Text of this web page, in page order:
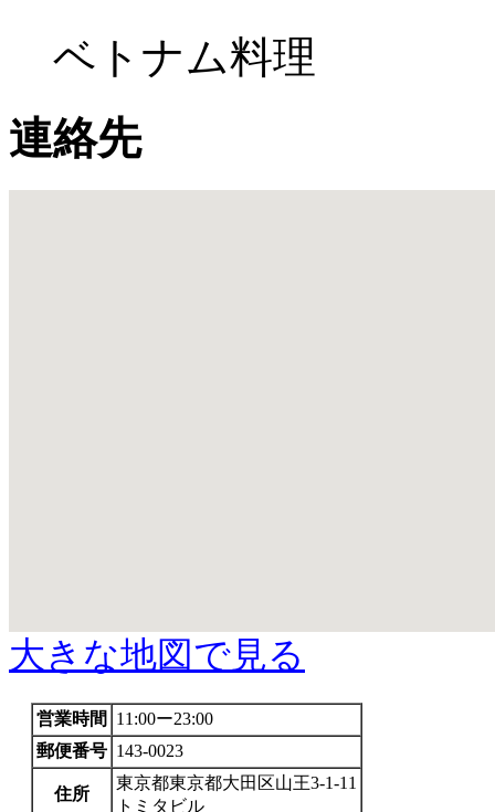
ベトナム料理
連絡先
大きな地図で見る
営業時間
11:00ー23:00
郵便番号 143-0023
住所
東京都東京都大田区山王3-1-11
トミタビル